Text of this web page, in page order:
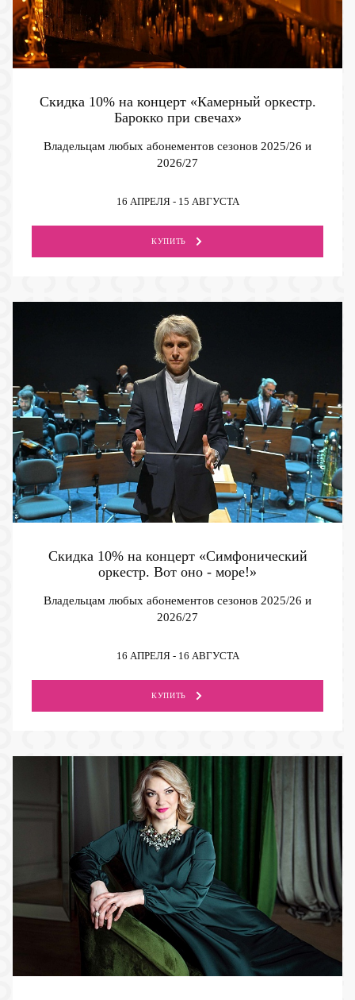
Скидка 10% на концерт «Камерный оркестр.
Барокко при свечах»
Владельцам любых абонементов сезонов 2025/26 и
2026/27
16 АПРЕЛЯ - 15 АВГУСТА
КУПИТЬ
Скидка 10% на концерт «Симфонический
оркестр. Вот оно - море!»
Владельцам любых абонементов сезонов 2025/26 и
2026/27
16 АПРЕЛЯ - 16 АВГУСТА
КУПИТЬ